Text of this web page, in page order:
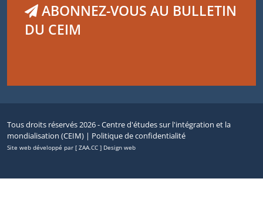
ABONNEZ-VOUS AU BULLETIN
DU CEIM
Tous droits réservés 2026 - Centre d'études sur l'intégration et la
mondialisation (CEIM) | Politique de confidentialité
Site web développé par [ ZAA.CC ] Design web